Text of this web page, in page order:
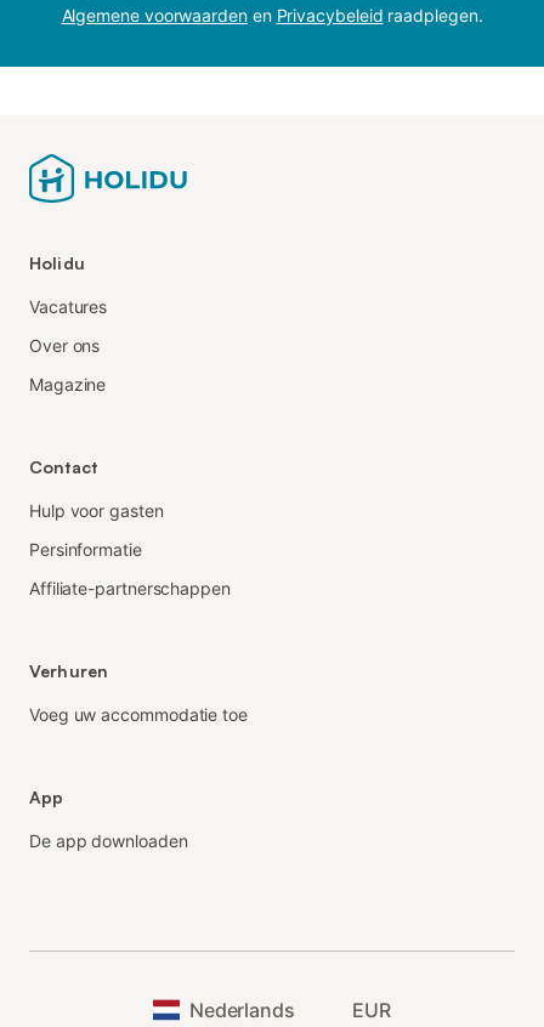
Algemene voorwaardenen Privacybeleid raadplegen.
Holidu
Vacatures
Over ons
Magazine
Contact
Hulp voor gasten
Persinformatie
Affiliate-partnerschappen
Verhuren
Voeg uw accommodatie toe
App
De app downloaden
Nederlands EUR